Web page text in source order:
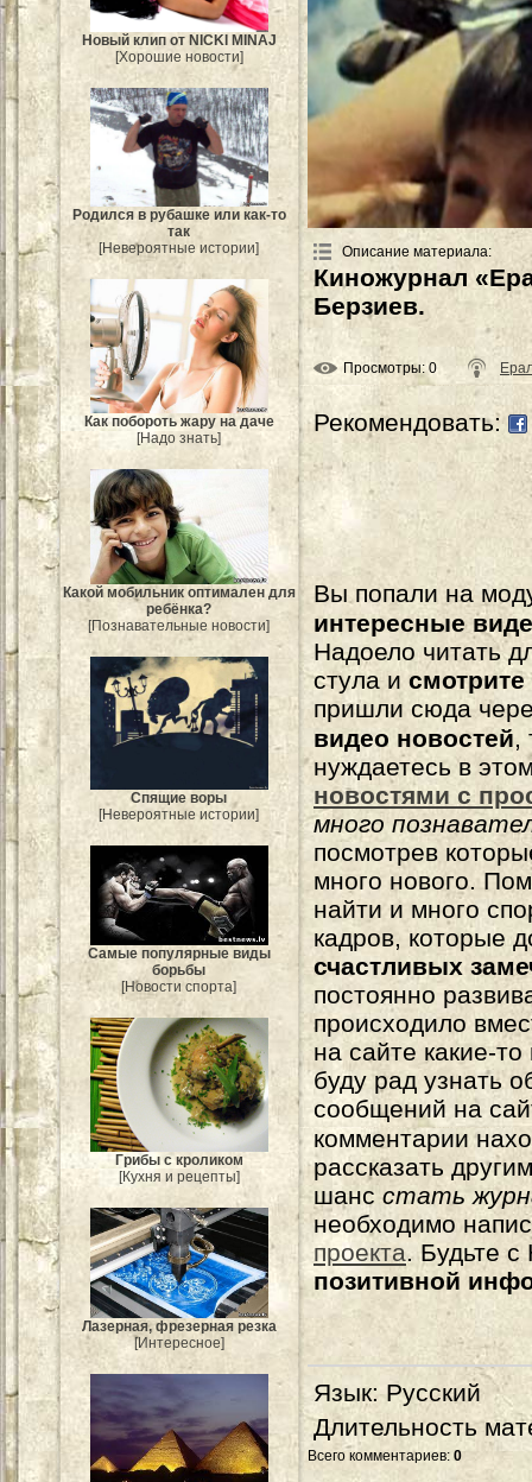
Новый клип от NICKI MINAJ
[Хорошие новости]
Родился в рубашке или как-то
так
[Невероятные истории]
Как побороть жару на даче
[Надо знать]
Какой мобильник оптимален для
ребёнка?
[Познавательные новости]
Спящие воры
[Невероятные истории]
Самые популярные виды
борьбы
[Новости спорта]
Грибы с кроликом
[Кухня и рецепты]
Лазерная, фрезерная резка
[Интересное]
Описание материала:
Киножурнал
Берзиев.
Просмотры: 0
Рекомендовать:
Вы попали на
интересные
Надоело читать
стула и
пришли сюда
видео новостей,
нуждаетесь в
новостями с
много
посмотрев
много нового.
найти и много
кадров, которые
счастливых
постоянно
происходило
на сайте какие-
буду рад узнать
сообщений на
комментарии
рассказать
шанс стать
необходимо
проекта. Будьте
позитивной
Язык: Русский
Длительность
Всего комментариев: 0